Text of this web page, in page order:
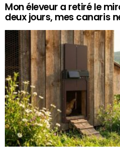
Mon éleveur a retiré le
deux jours, mes canaris